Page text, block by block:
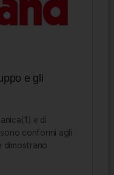
e gli
e di
conformi agli
dimostrano